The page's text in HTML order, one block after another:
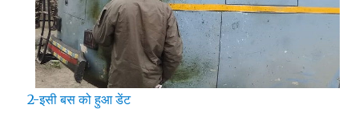
2-इसी बस को हुआ डेंट